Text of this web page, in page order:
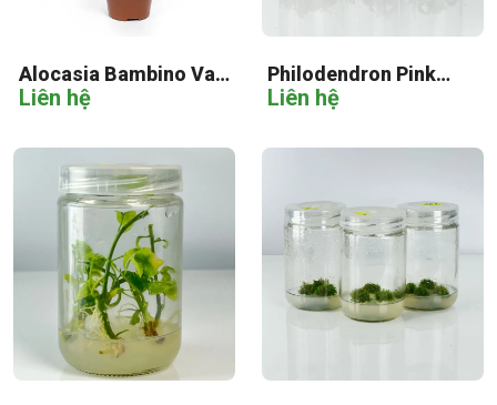
Alocasia Bambino Var
Cấy Mô
Liên hệ
Philodendron Pink
Princess Cấy Mô
Liên hệ